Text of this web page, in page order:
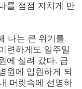
를 점점 지치게 만
나는 큰 위기를
련하게도 일주일
에 실려 갔다. 급
원에 입원하게 되
머릿속에 선명하